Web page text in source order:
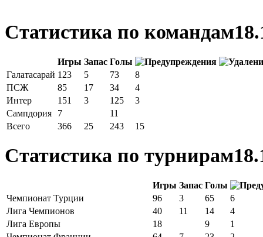
Статистика по командам
Игры Запас Голы
Галатасарай 123 5 73
8
ПСЖ
85 17 34
4
Интер
151 3 125
3
Сампдория
7
11
Всего
366 25 243 15
Статистика по турнирам
Игры Запас Голы
Чемпионат Турции
96 3 65
6
Лига Чемпионов
40 11 14
4
Лига Европы
18 9
1